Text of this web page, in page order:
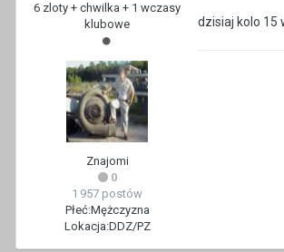
6 zloty + chwilka + 1 wczasy
klubowe
Znajomi
0
1 957 postów
Płeć:Mężczyzna
Lokacja:DDZ/PZ
dzisiaj kolo 15